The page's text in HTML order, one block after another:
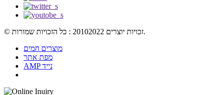
© זכויות יוצרים 20102022 : כל הזכויות שמורות.
מוצרים חמים
מפת אתר
AMP נייד